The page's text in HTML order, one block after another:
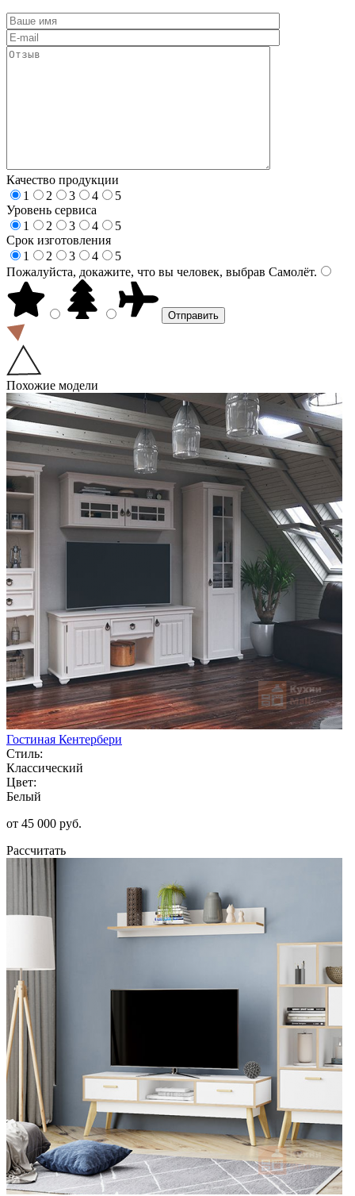
Качество продукции
1
2 3 4
5
Уровень сервиса
1
2 3 4
5
Срок изготовления
1
2 3 4
5
Пожалуйста, докажите, что вы человек, выбрав Самолёт.
Похожие модели
Гостиная Кентербери
Стиль:
Классический
Цвет:
Белый
от 45 000 руб.
Рассчитать